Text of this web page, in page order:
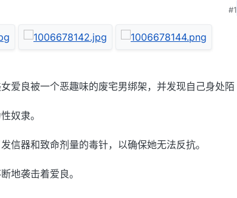
#1
爱良被一个恶趣味的废宅男绑架，并发现自己身处陌
奴隶。
信器和致命剂量的毒针，以确保她无法反抗。
地袭击着爱良。